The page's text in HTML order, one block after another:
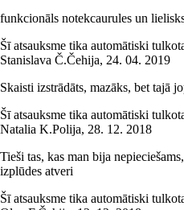
funkcionāls notekcaurules un
Šī atsauksme tika automātiski
Stanislava Č.Čehija, 24. 04. 2019
Skaisti izstrādāts, mazāks, bet tajā
Šī atsauksme tika automātiski
Natalia K.Polija, 28. 12. 2018
Tieši tas, kas man bija
izplūdes atveri
Šī atsauksme tika automātiski